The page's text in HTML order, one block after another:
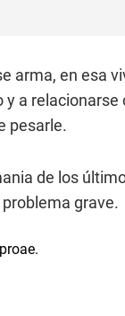
arma, en esa
a
pesarle.
de los
grave.